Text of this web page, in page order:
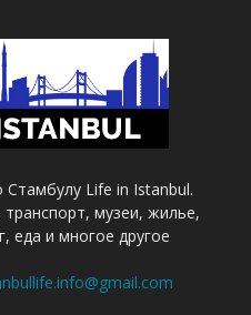
Life in Istanbul.
музеи, жилье,
еда и многое другое